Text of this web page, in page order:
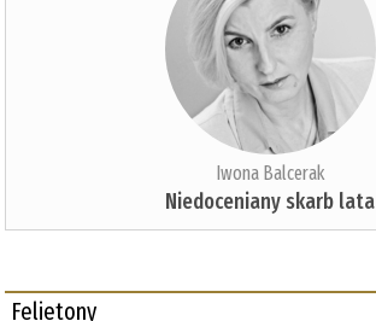
Iwona Balcerak
Niedoceniany skarb lata
Felietony